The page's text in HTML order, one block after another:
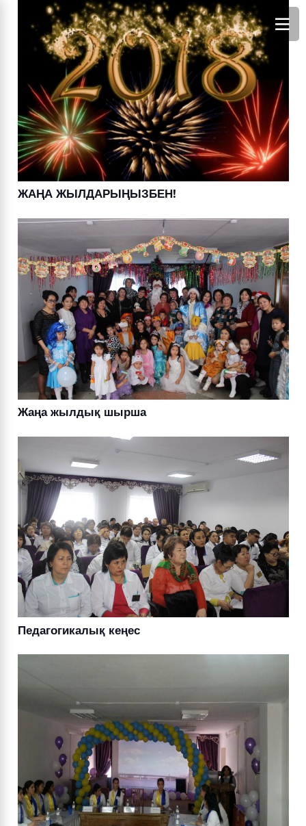
ЖАҢА ЖЫЛДАРЫҢЫЗБЕН!
Жаңа жылдық шырша
Педагогикалық кеңес